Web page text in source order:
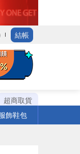
結帳
超商取貨
飾鞋包